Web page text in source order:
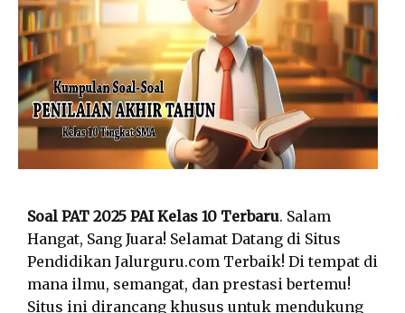
Soal PAT 2025 PAI Kelas 10 Terbaru. Salam
Hangat, Sang Juara! Selamat Datang di Situs
Pendidikan Jalurguru.com Terbaik! Di tempat di
mana ilmu, semangat, dan prestasi bertemu!
Situs ini dirancang khusus untuk mendukung